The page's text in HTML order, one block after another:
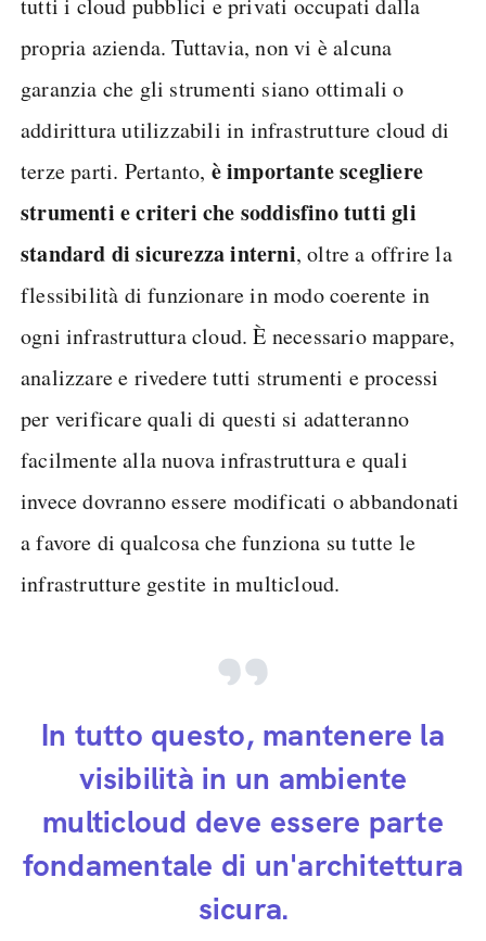
tutti i cloud pubblici e privati occupati dalla
propria azienda. Tuttavia, non vi è alcuna
garanzia che gli strumenti siano ottimali o
addirittura utilizzabili in infrastrutture cloud di
terze parti. Pertanto, è importante scegliere
strumenti e criteri che soddisfino tutti gli
standard di sicurezza interni, oltre a offrire la
flessibilità di funzionare in modo coerente in
ogni infrastruttura cloud. È necessario mappare,
analizzare e rivedere tutti strumenti e processi
per verificare quali di questi si adatteranno
facilmente alla nuova infrastruttura e quali
invece dovranno essere modificati o abbandonati
a favore di qualcosa che funziona su tutte le
infrastrutture gestite in multicloud.
In tutto questo, mantenere la
visibilità in un ambiente
multicloud deve essere parte
fondamentale di un'architettura
sicura.